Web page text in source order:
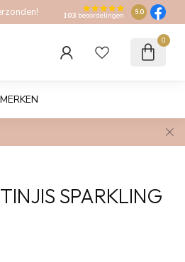
103 beoordelingen 9.0
0
MERKEN
SPARKLING